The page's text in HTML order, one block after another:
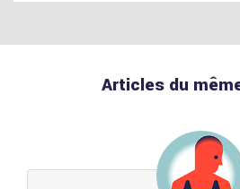
Articles du